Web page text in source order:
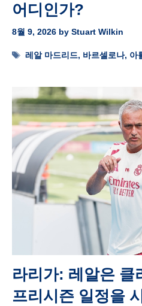
어디인가?
8월 9, 2026 by Stuart Wilkin
Tags
레알 마드리드, 바르셀로나, 아
라리가: 레알은 클
프리시즌 일정을